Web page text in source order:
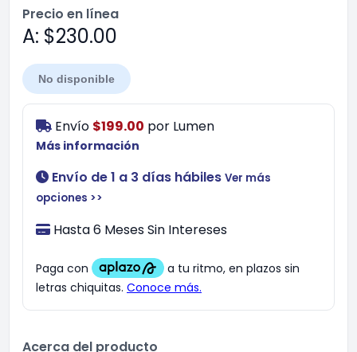
Precio en línea
A: $230.00
No disponible
Envío $199.00 por Lumen
Más información
Envío de 1 a 3 días hábiles Ver más
opciones >>
Hasta 6 Meses Sin Intereses
Acerca del producto